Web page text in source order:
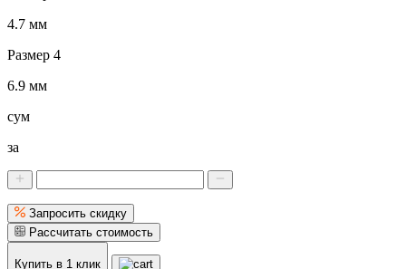
4.7 мм
Размер 4
6.9 мм
сум
за
Запросить скидку
Рассчитать стоимость
Купить в 1 клик